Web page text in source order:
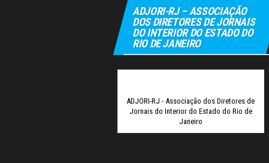
ADJORI-RJ – ASSOCIAÇÃO
DOS DIRETORES DE JORNAIS
DO INTERIOR DO ESTADO DO
RIO DE JANEIRO
ADJORI-RJ - Associação dos Diretores de
Jornais do Interior do Estado do Rio de
Janeiro